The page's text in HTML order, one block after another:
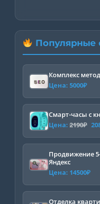
Популярные
Комплекс
Цена: 5000₽
Смарт-часы с
Цена: 2190₽
Продвижение
Яндекс
Цена: 14500₽
Отделка